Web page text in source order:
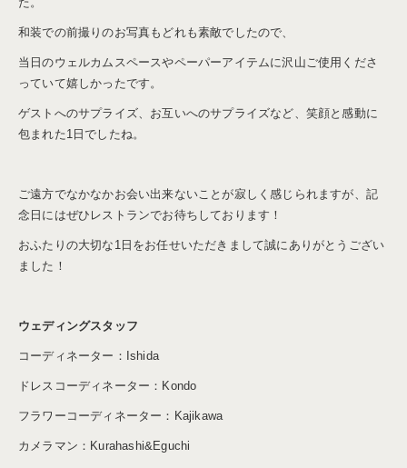
和装での前撮りのお写真もどれも素敵でしたので、
当日のウェルカムスペースやペーパーアイテムに沢山ご使用くださ
っていて嬉しかったです。
ゲストへのサプライズ、お互いへのサプライズなど、笑顔と感動に
包まれた1日でしたね。
ご遠方でなかなかお会い出来ないことが寂しく感じられますが、記
念日にはぜひレストランでお待ちしております！
おふたりの大切な1日をお任せいただきまして誠にありがとうござい
ました！
ウェディングスタッフ
コーディネーター：Ishida
ドレスコーディネーター：Kondo
フラワーコーディネーター：Kajikawa
カメラマン：Kurahashi&Eguchi